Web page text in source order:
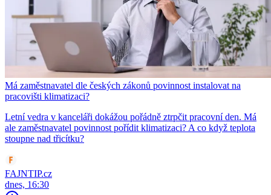
Má zaměstnavatel dle českých zákonů povinnost instalovat na
pracovišti klimatizaci?
Letní vedra v kanceláři dokážou pořádně ztrpčit pracovní den. Má
ale zaměstnavatel povinnost pořídit klimatizaci? A co když teplota
stoupne nad třicítku?
FAJNTIP.cz
dnes, 16:30